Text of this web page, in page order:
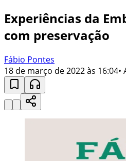
Experiências da
com preservação
Fábio Pontes
18 de março de 2022 às 16:04•